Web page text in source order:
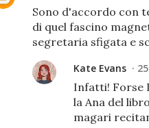
Sono d'accordo con
di quel fascino
segretaria sfigata e
Kate Evans
Infatti! Forse
la Ana del
magari